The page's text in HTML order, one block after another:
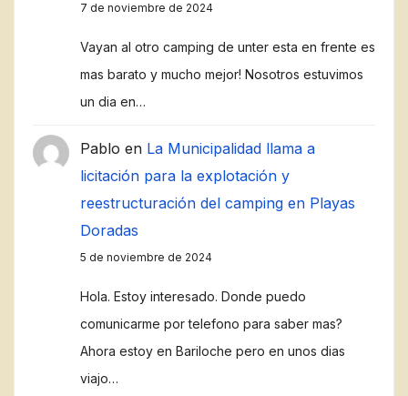
7 de noviembre de 2024
Vayan al otro camping de unter esta en frente es
mas barato y mucho mejor! Nosotros estuvimos
un dia en…
Pablo en La Municipalidad llama a
licitación para la explotación y
reestructuración del camping en Playas
Doradas
5 de noviembre de 2024
Hola. Estoy interesado. Donde puedo
comunicarme por telefono para saber mas?
Ahora estoy en Bariloche pero en unos dias
viajo…